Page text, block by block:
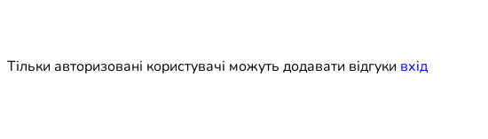
Художня література
Тільки авторизовані користувачі можуть додавати відгуки вхiд